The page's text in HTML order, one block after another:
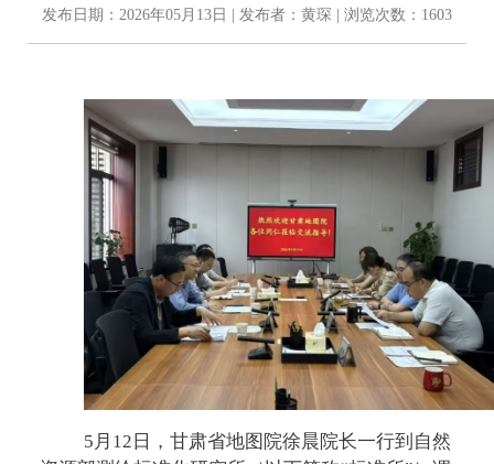
发布日期：2026年05月13日 | 发布者：黄琛 | 浏览次数：1603
5月12日，甘肃省地图院徐晨院长一行到自然